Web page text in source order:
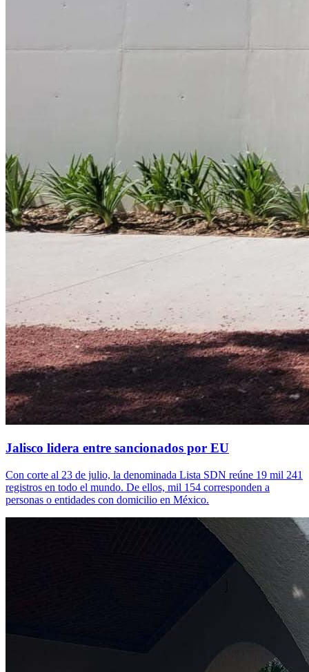
Jalisco lidera entre sancionados por EU
Con corte al 23 de julio, la denominada Lista SDN reúne 19 mil 241
registros en todo el mundo. De ellos, mil 154 corresponden a
personas o entidades con domicilio en México.